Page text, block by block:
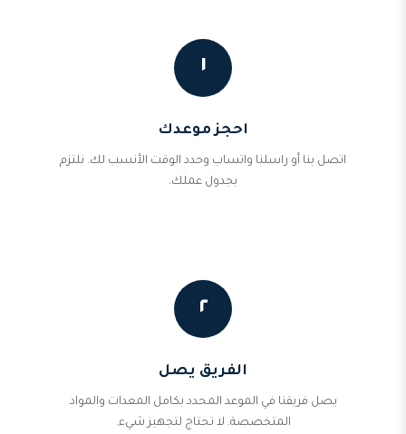
١
احجز موعدك
اتصل بنا أو راسلنا واتساب وحدد الوقت الأنسب لك. نلتزم
بجدول عملك.
٢
الفريق يصل
يصل فريقنا في الموعد المحدد بكامل المعدات والمواد
المتخصصة. لا تحتاج لتجهيز شيء.